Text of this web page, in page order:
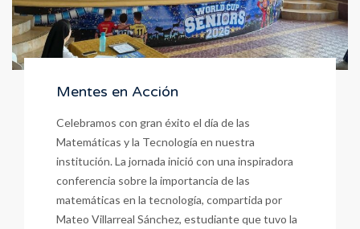
Mentes en Acción
Celebramos con gran éxito el día de las
Matemáticas y la Tecnología en nuestra
institución. La jornada inició con una inspiradora
conferencia sobre la importancia de las
matemáticas en la tecnología, compartida por
Mateo Villarreal Sánchez, estudiante que tuvo la